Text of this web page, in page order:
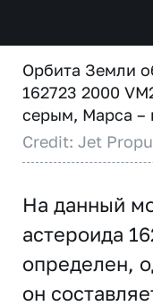
Орбита Земли
162723 2000
серым, Марса –
Credit: Jet
На данный
астероида
определен,
он